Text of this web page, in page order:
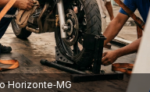
Horizonte‑MG